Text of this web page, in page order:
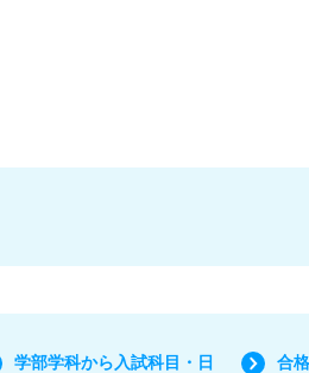
学部学科から入試科目・日
合